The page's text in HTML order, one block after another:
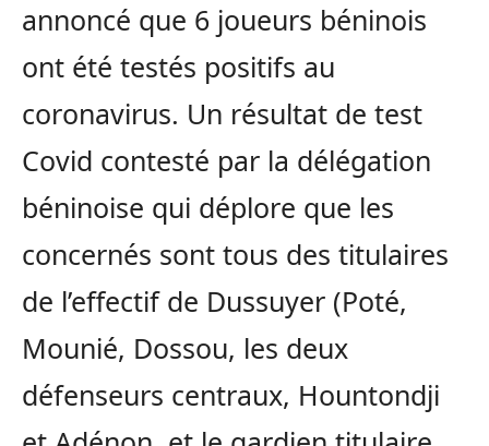
annoncé que 6 joueurs béninois
ont été testés positifs au
coronavirus. Un résultat de test
Covid contesté par la délégation
béninoise qui déplore que les
concernés sont tous des titulaires
de l’effectif de Dussuyer (Poté,
Mounié, Dossou, les deux
défenseurs centraux, Hountondji